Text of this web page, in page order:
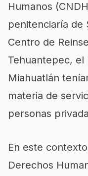
Humanos
penitenciaría de
Centro de
Tehuantepec, el
Miahuatlán
materia de
personas
En este
Derechos